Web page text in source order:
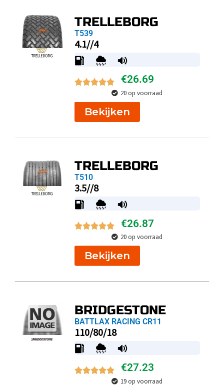
TRELLEBORG
T539
4.1//4
€26.69
20 op voorraad
Bekijken
TRELLEBORG
T510
3.5//8
€26.87
20 op voorraad
Bekijken
BRIDGESTONE
BATTLAX RACING CR11
110/80/18
€27.23
19 op voorraad